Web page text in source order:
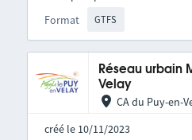
Format GTFS
Réseau urbain
Velay
CA du Puy-en-
créé le 10/11/2023